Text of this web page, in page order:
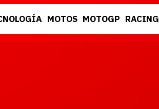
MOTOS MOTOGP RACING